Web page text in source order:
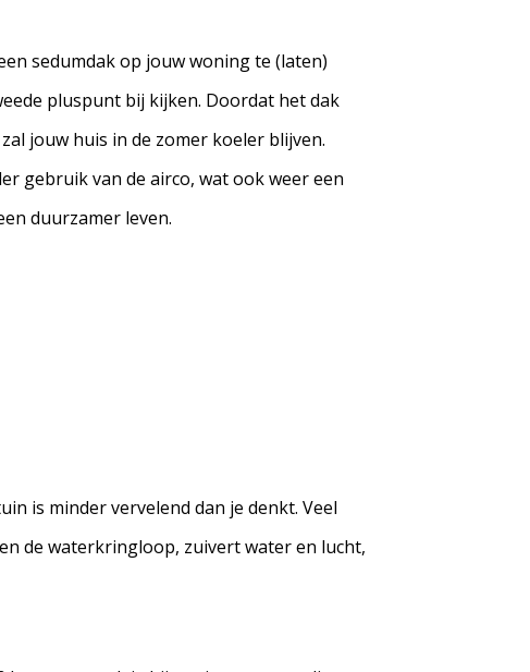
sedumdak op jouw woning te (laten)
pluspunt bij kijken. Doordat het dak
jouw huis in de zomer koeler blijven.
gebruik van de airco, wat ook weer een
duurzamer leven.
is minder vervelend dan je denkt. Veel
de waterkringloop, zuivert water en lucht,